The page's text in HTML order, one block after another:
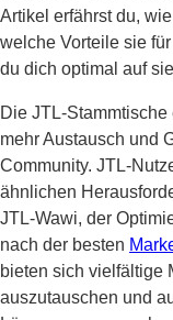
Artikel erfährst du,
welche Vorteile sie
du dich optimal auf
Die JTL-
mehr Austausch und
Community. JTL-
ähnlichen
JTL-Wawi, der
nach der besten
bieten sich vielfältige
auszutauschen und